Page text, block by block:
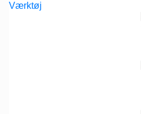
Værktøj